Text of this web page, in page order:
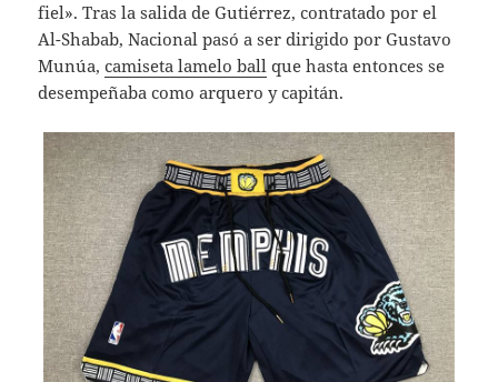
fiel». Tras la salida de Gutiérrez, contratado por el
Al-Shabab, Nacional pasó a ser dirigido por Gustavo
Munúa,camiseta lamelo ball que hasta entonces se
desempeñaba como arquero y capitán.